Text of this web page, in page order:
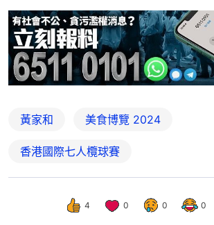
黃家和 美食博覽 2024
香港國際七人欖球賽
4 0 0 0